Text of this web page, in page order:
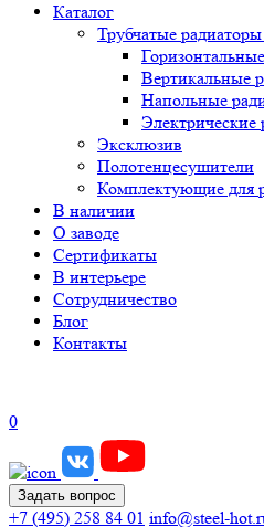
Каталог
Трубчатые
Вертикальные
Напольные
Электрические
Эксклюзив
Полотенцесушители
Комплектующие для
В наличии
О заводе
Сертификаты
В интерьере
Сотрудничество
Блог
Контакты
0
Задать вопрос
+7 (495) 258 84 01 info@steel-